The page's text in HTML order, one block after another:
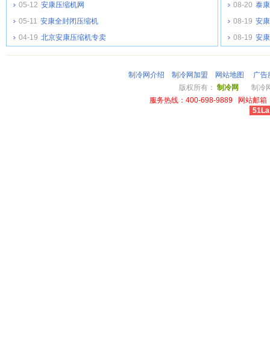
05-12 安康压缩机网
05-11 安康全封闭压缩机
04-19 北京安康压缩机专卖
08-20 泰
08-19 安
08-19 安
制冷网介绍 制冷网加盟 网站地图
广告
版权所有： 制冷网
制冷网
服务热线：400-698-9889 网站邮
51La